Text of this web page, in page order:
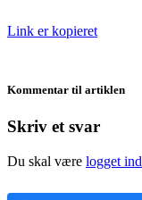
Link er kopieret
Kommentar til artiklen
Skriv et svar
Du skal være logget ind